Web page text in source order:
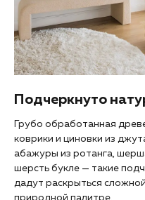
Подчеркнуто
Грубо обработанная
коврики и циновки из
абажуры из ротанга,
шерсть букле — такие
дадут раскрыться